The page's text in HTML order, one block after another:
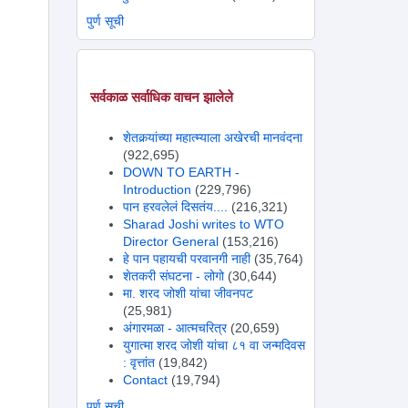
पुर्ण सूची
सर्वकाळ सर्वाधिक वाचन झालेले
शेतकर्‍यांच्या महात्म्याला अखेरची मानवंदना
(922,695)
DOWN TO EARTH -
Introduction (229,796)
पान हरवलेलं दिसतंय....
(216,321)
Sharad Joshi writes to WTO
Director General (153,216)
हे पान पहायची परवानगी नाही (35,764)
शेतकरी संघटना - लोगो (30,644)
मा. शरद जोशी यांचा जीवनपट
(25,981)
अंगारमळा - आत्मचरित्र (20,659)
युगात्मा शरद जोशी यांचा ८१ वा जन्मदिवस
: वृत्तांत (19,842)
Contact (19,794)